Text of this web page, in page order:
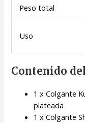
Peso total
Uso
Contenido
1 x Colgante
plateada
1 x Colgante